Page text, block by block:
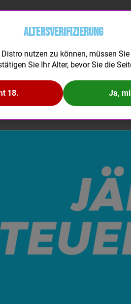
AROMEN
Altersverifizierung
nutzen zu können, müssen
Sie Ihr Alter, bevor Sie die
18. Ja,